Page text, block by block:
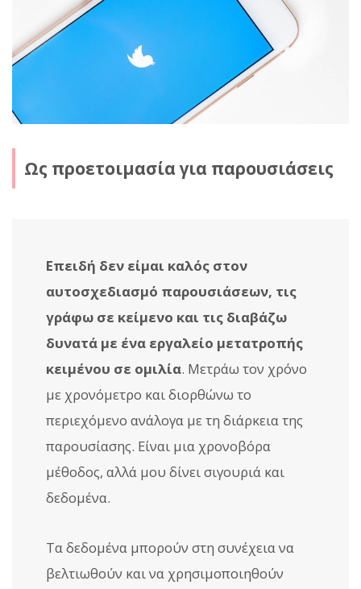
Ως προετοιμασία για παρουσιάσεις
Επειδή δεν είμαι καλός στον
αυτοσχεδιασμό παρουσιάσεων, τις
γράφω σε κείμενο και τις διαβάζω
δυνατά με ένα εργαλείο μετατροπής
κειμένου σε ομιλία. Μετράω τον χρόνο
με χρονόμετρο και διορθώνω το
περιεχόμενο ανάλογα με τη διάρκεια της
παρουσίασης. Είναι μια χρονοβόρα
μέθοδος, αλλά μου δίνει σιγουριά και
δεδομένα.
Τα δεδομένα μπορούν στη συνέχεια να
βελτιωθούν και να χρησιμοποιηθούν